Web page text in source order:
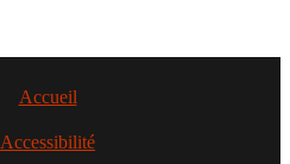
Accueil
Accessibilité